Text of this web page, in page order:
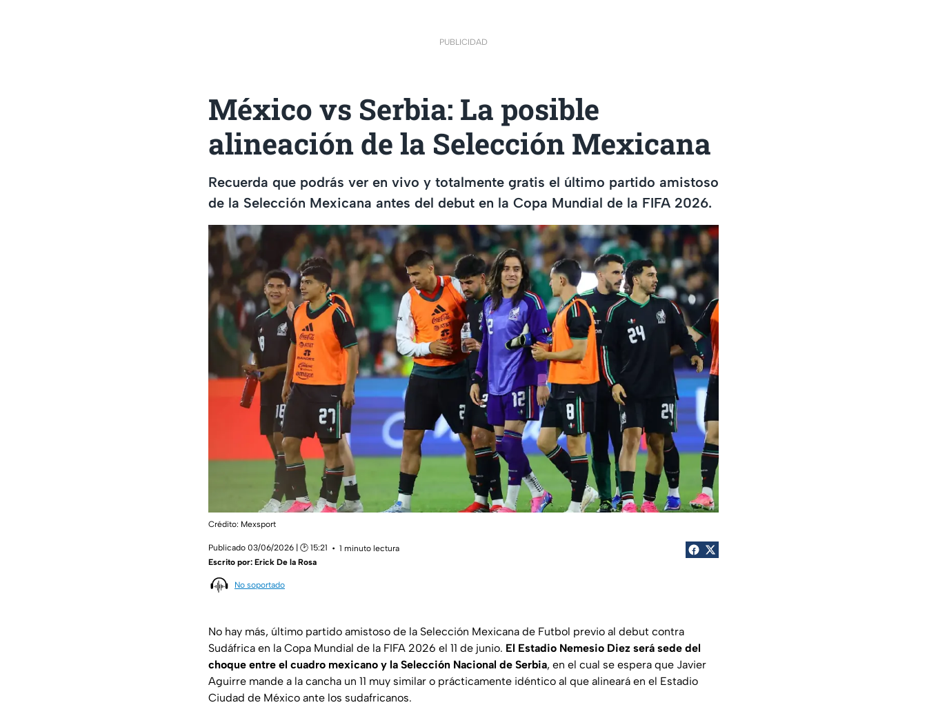
PUBLICIDAD
México vs Serbia: La posible
alineación de la Selección Mexicana
Recuerda que podrás ver en vivo y totalmente gratis el último partido amistoso
de la Selección Mexicana antes del debut en la Copa Mundial de la FIFA 2026.
Crédito: Mexsport
Publicado 03/06/2026 | 🕑 15:21
1 minuto lectura
Escrito por: Erick De la Rosa
No soportado
No hay más, último partido amistoso de la Selección Mexicana de Futbol previo al debut contra
Sudáfrica en la Copa Mundial de la FIFA 2026 el 11 de junio. El Estadio Nemesio Diez será sede del
choque entre el cuadro mexicano y la Selección Nacional de Serbia, en el cual se espera que Javier
Aguirre mande a la cancha un 11 muy similar o prácticamente idéntico al que alineará en el Estadio
Ciudad de México ante los sudafricanos.